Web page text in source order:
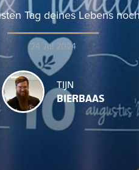
Tag deines Lebens
24 Jul 2024
TIJN
BIERBAAS